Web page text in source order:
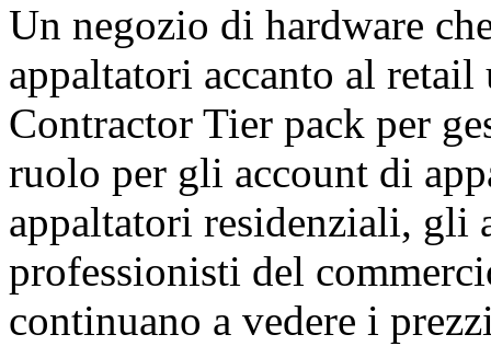
Un negozio di hardware
appaltatori accanto al
Contractor Tier pack per
ruolo per gli account di
appaltatori residenziali, gli
professionisti del
continuano a vedere i